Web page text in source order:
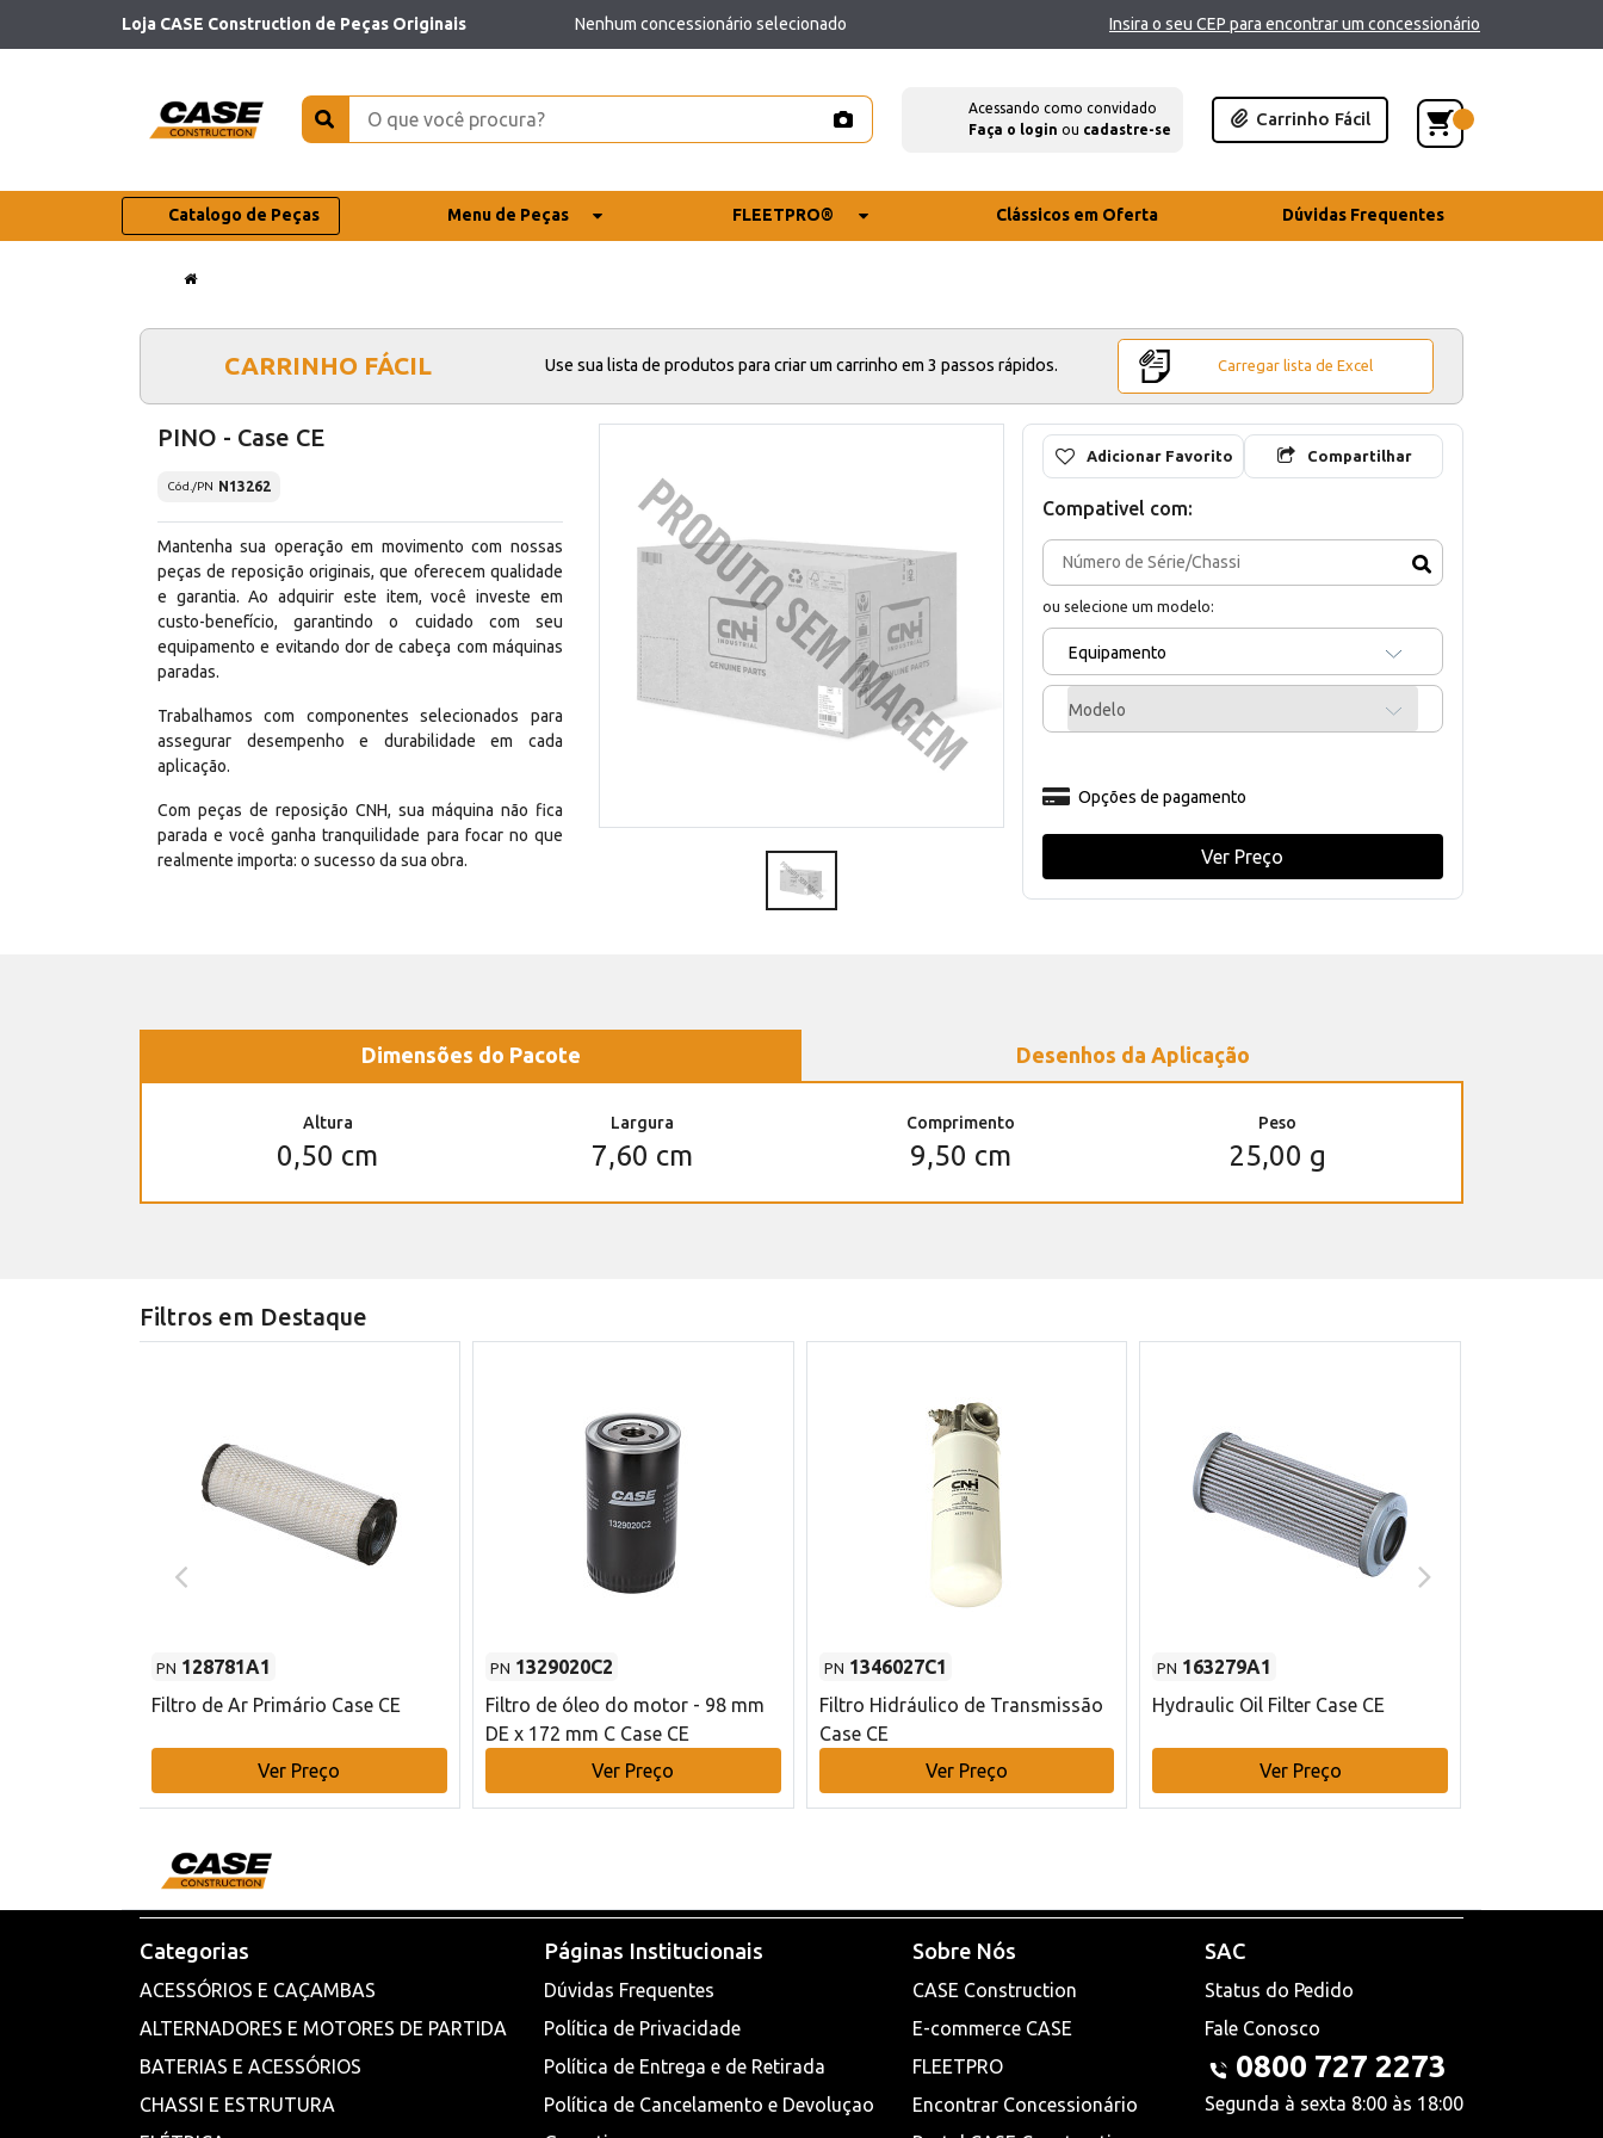
Loja CASE Construction de Peças Originais Nenhum concessionário selecionado Insira o seu CEP para encontrar um concessionário
Acessando como convidado
Faça o login ou cadastre-se
Carrinho Fácil
Catalogo de Peças Menu de Peças FLEETPRO® Clássicos em Oferta Dúvidas Frequentes
CARRINHO FÁCIL Use sua lista de produtos para criar um carrinho em 3 passos rápidos. Carregar lista de Excel
PINO - Case CE
Cód./PN N13262
Mantenha sua operação em movimento com nossas
peças de reposição originais, que oferecem qualidade
e garantia. Ao adquirir este item, você investe em
custo-benefício, garantindo o cuidado com seu
equipamento e evitando dor de cabeça com máquinas
paradas.
Trabalhamos com componentes selecionados para
assegurar desempenho e durabilidade em cada
aplicação.
Com peças de reposição CNH, sua máquina não fica
parada e você ganha tranquilidade para focar no que
realmente importa: o sucesso da sua obra.
Adicionar Favorito Compartilhar
Compativel com:
ou selecione um modelo:
Equipamento
Modelo
Opções de pagamento
Ver Preço
Dimensões do Pacote Desenhos da Aplicação
Altura
0,50 cm
Largura
7,60 cm
Comprimento
9,50 cm
Peso
25,00 g
Filtros em Destaque
PN 128781A1
Filtro de Ar Primário Case CE
Ver Preço
PN 1329020C2
Filtro de óleo do motor - 98 mm
DE x 172 mm C Case CE
Ver Preço
PN 1346027C1
Filtro Hidráulico de Transmissão
Case CE
Ver Preço
PN 163279A1
Hydraulic Oil Filter Case CE
Ver Preço
Categorias
ACESSÓRIOS E CAÇAMBAS
ALTERNADORES E MOTORES DE PARTIDA
BATERIAS E ACESSÓRIOS
CHASSI E ESTRUTURA
Páginas Institucionais
Dúvidas Frequentes
Política de Privacidade
Política de Entrega e de Retirada
Política de Cancelamento e Devoluçao
Sobre Nós
CASE Construction
E-commerce CASE
FLEETPRO
Encontrar Concessionário
SAC
Status do Pedido
Fale Conosco
0800 727 2273
Segunda à sexta 8:00 às 18:00